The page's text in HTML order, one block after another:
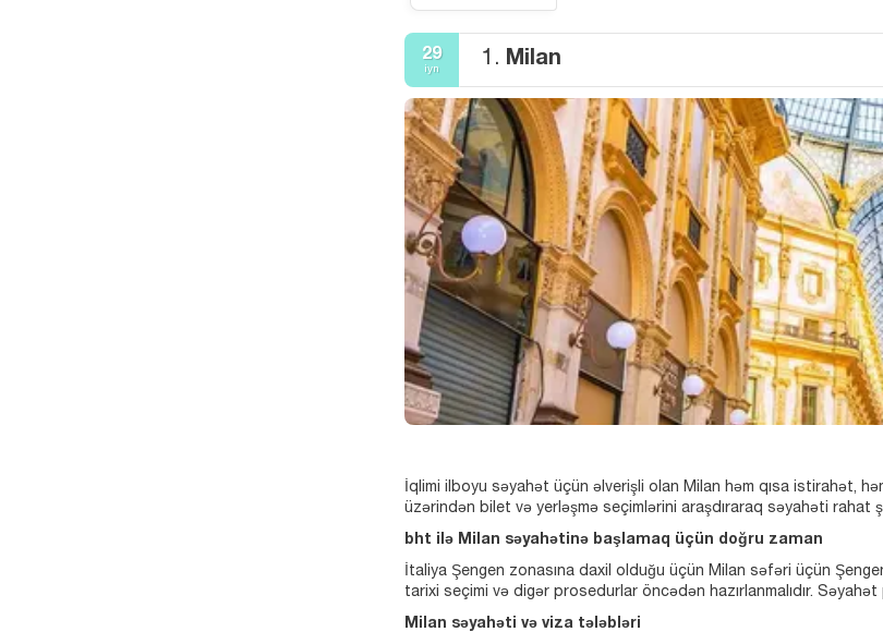
29
iyn 1. Milan
Milan səyahəti və viza tələbləri
İtaliya Şengen zonasına daxil olduğu üçün Milan səfəri üçün
tarixi seçimi və digər prosedurlar öncədən hazırlanmalıdır.
bht ilə Milan səyahətinə başlamaq üçün doğru zaman
İqlimi ilboyu səyahət üçün əlverişli olan Milan həm qısa istirahət,
üzərindən bilet və yerləşmə seçimlərini araşdıraraq səyahəti rahat